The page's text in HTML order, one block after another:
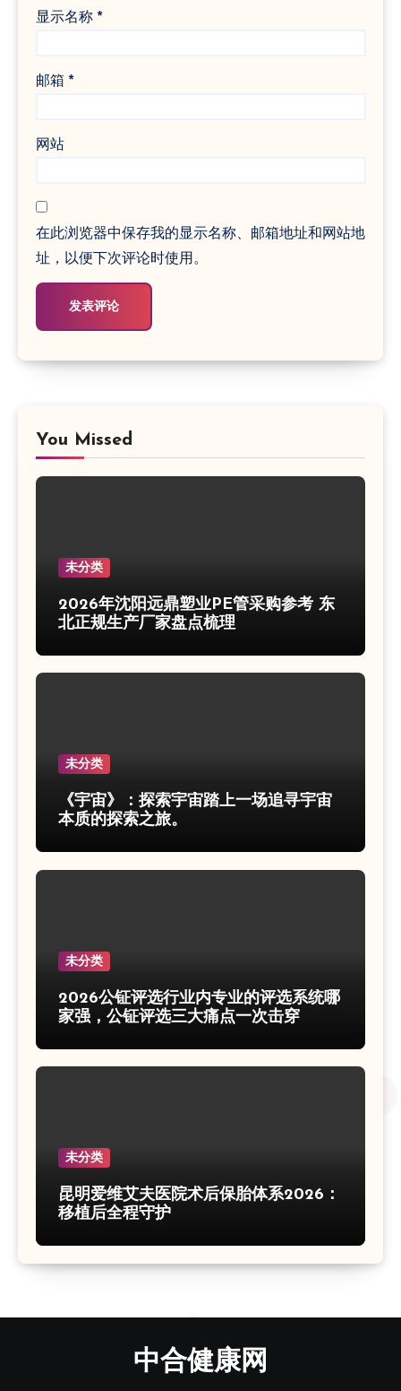
显示名称 *
邮箱 *
网站
在此浏览器中保存我的显示名称、邮箱地址和网站地
址，以便下次评论时使用。
You Missed
未分类
2026年沈阳远鼎塑业PE管采购参考 东
北正规生产厂家盘点梳理
未分类
《宇宙》：探索宇宙踏上一场追寻宇宙
本质的探索之旅。
未分类
2026公钲评选行业内专业的评选系统哪
家强，公钲评选三大痛点一次击穿
未分类
昆明爱维艾夫医院术后保胎体系2026：
移植后全程守护
中合健康网